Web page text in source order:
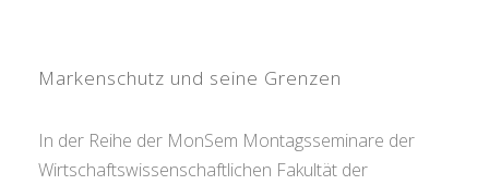
Markenschutz und seine Grenzen
In der Reihe der MonSem Montagsseminare der
Wirtschaftswissenschaftlichen Fakultät der